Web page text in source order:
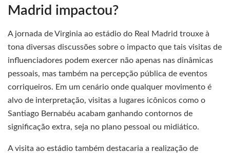
Madrid impactou?
A jornada de Virginia ao estádio do Real Madrid trouxe à
tona diversas discussões sobre o impacto que tais visitas de
influenciadores podem exercer não apenas nas dinâmicas
pessoais, mas também na percepção pública de eventos
corriqueiros. Em um cenário onde qualquer movimento é
alvo de interpretação, visitas a lugares icônicos como o
Santiago Bernabéu acabam ganhando contornos de
significação extra, seja no plano pessoal ou midiático.
A visita ao estádio também destacaria a realização de